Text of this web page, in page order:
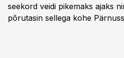
seekord veidi pikemaks ajaks
põrutasin sellega kohe